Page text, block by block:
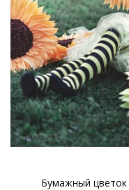
Бумажный